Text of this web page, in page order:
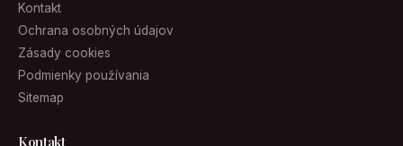
Kontakt
Ochrana osobných údajov
Zásady cookies
Podmienky používania
Sitemap
Kontakt